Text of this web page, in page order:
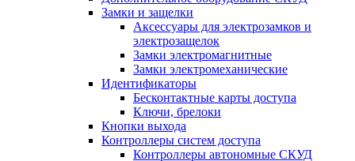
Замки и защелки
Аксессуары для электрозамков и
электрозащелок
Замки электромагнитные
Замки электромеханические
Идентификаторы
Бесконтактные карты доступа
Ключи, брелоки
Кнопки выхода
Контроллеры систем доступа
Контроллеры автономные СКУД